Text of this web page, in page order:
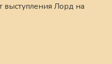
выступления Лорд на